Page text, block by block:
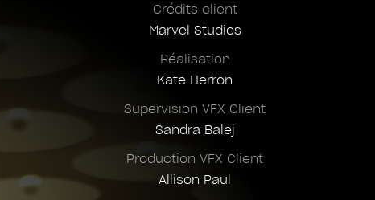
Supervision du FX
Dominik Kirouac
Supervision de
l'Animation
Bernd Angerer
Supervision du
Compositing
Brandon Blevins
Crédits client
Marvel Studios
Réalisation
Kate Herron
Supervision VFX Client
Sandra Balej
Production VFX Client
Allison Paul